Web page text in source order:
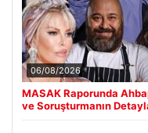
06/08/2026
MASAK Raporunda
ve Soruşturmanın